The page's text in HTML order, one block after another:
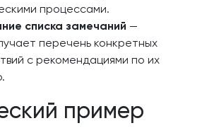
процессами.
списка замечаний —
перечень конкретных
с рекомендациями по их
пример